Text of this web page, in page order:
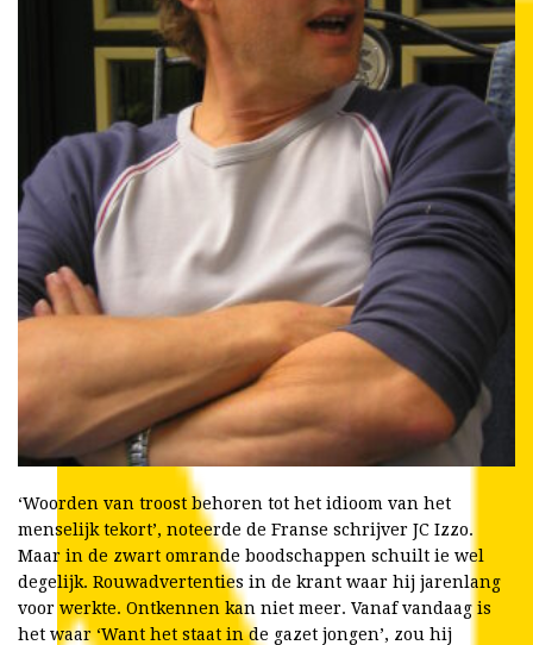
‘Woorden van troost behoren tot het idioom van het
menselijk tekort’, noteerde de Franse schrijver JC Izzo.
Maar in de zwart omrande boodschappen schuilt ie wel
degelijk. Rouwadvertenties in de krant waar hij jarenlang
voor werkte. Ontkennen kan niet meer. Vanaf vandaag is
het waar ‘Want het staat in de gazet jongen’, zou hij